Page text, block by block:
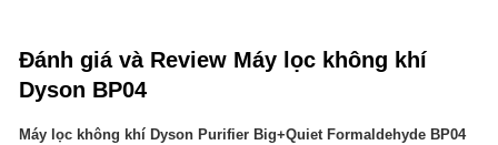
Đánh giá và Review Máy lọc không khí
Dyson BP04
Máy lọc không khí Dyson Purifier Big+Quiet Formaldehyde BP04